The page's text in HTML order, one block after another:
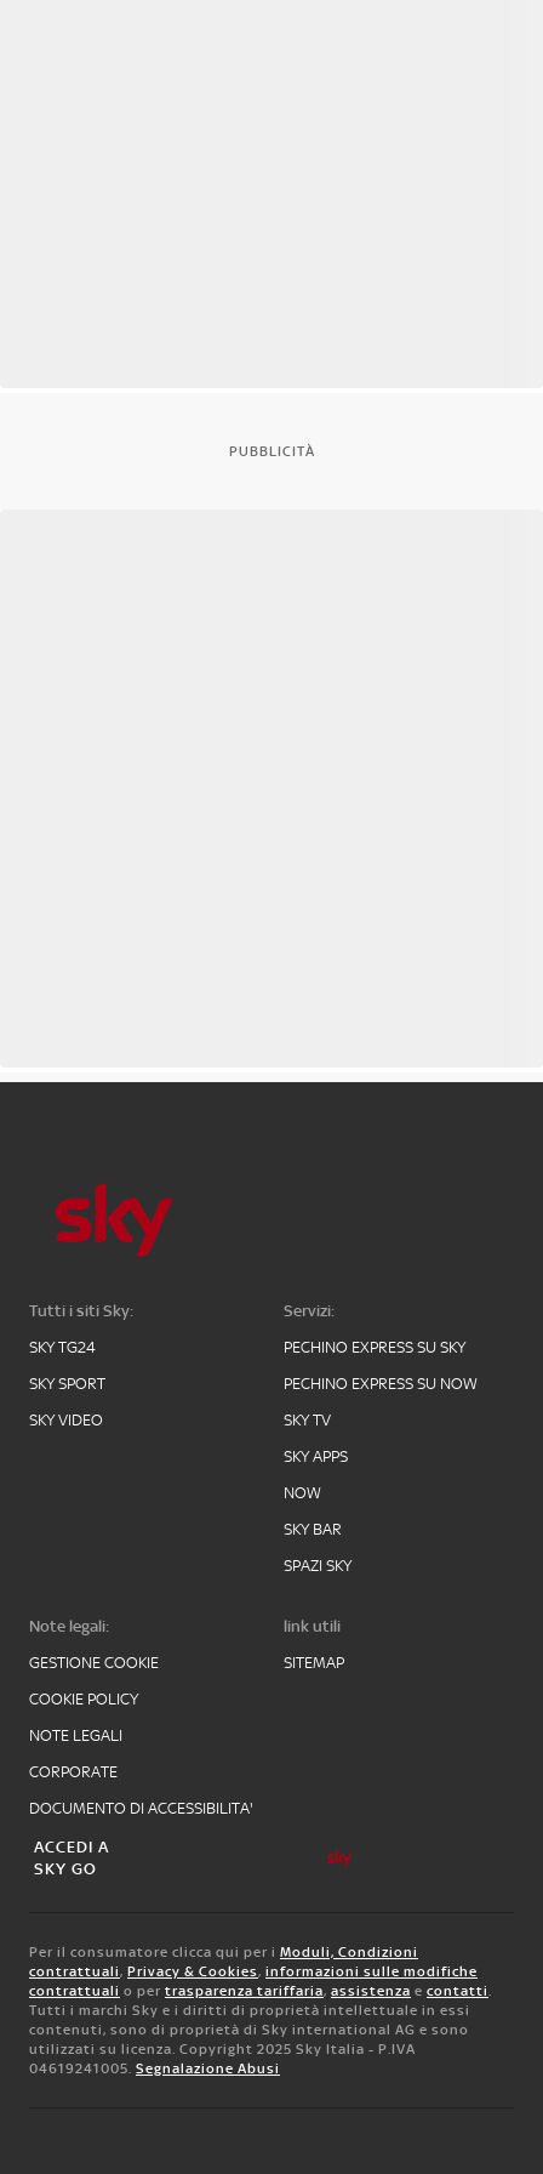
PUBBLICITÀ
Tutti i siti Sky:
SKY TG24
SKY SPORT
SKY VIDEO
Servizi:
PECHINO EXPRESS SU SKY
PECHINO EXPRESS SU NOW
SKY TV
SKY APPS
NOW
SKY BAR
SPAZI SKY
Note legali:
GESTIONE COOKIE
COOKIE POLICY
NOTE LEGALI
CORPORATE
DOCUMENTO DI ACCESSIBILITA'
link utili
SITEMAP
ACCEDI A
SKY GO
Per il consumatore clicca qui per i Moduli, Condizioni
contrattuali, Privacy & Cookies, informazioni sulle modifiche
contrattuali o per trasparenza tariffaria, assistenza e contatti.
Tutti i marchi Sky e i diritti di proprietà intellettuale in essi
contenuti, sono di proprietà di Sky international AG e sono
utilizzati su licenza. Copyright 2025 Sky Italia - P.IVA
04619241005. Segnalazione Abusi